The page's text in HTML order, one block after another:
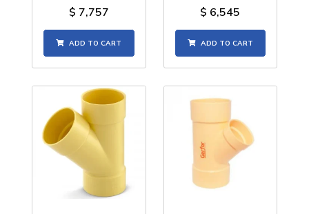
$ 7,757
ADD TO CART
$ 6,545
ADD TO CART